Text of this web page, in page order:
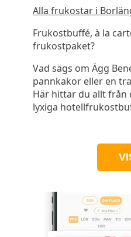
Alla frukostar i
Frukostbuffé, à la
frukostpaket?
Vad sägs om Ägg
pannkakor eller en
Här hittar du allt
lyxiga